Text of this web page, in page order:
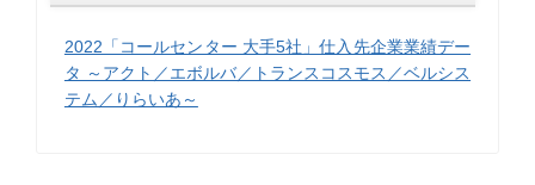
2022「コールセンター 大手5社」仕入先企業業績デー
タ ～アクト／エボルバ／トランスコスモス／ベルシス
テム／りらいあ～